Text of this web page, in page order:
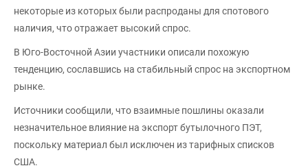
некоторые из которых были распроданы для спотового
наличия, что отражает высокий спрос.
В Юго-Восточной Азии участники описали похожую
тенденцию, сославшись на стабильный спрос на экспортном
рынке.
Источники сообщили, что взаимные пошлины оказали
незначительное влияние на экспорт бутылочного ПЭТ,
поскольку материал был исключен из тарифных списков
США.